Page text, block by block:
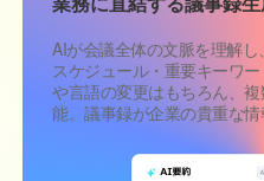
AIが会議全体の文脈を理解
スケジュール・重要キーワ
や言語の変更はもちろん、
能。議事録が企業の貴重な情